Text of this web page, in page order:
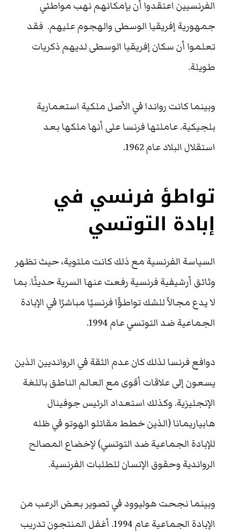
الفرنسيين اعتقدوا أن بإمكانهم نهب مواطني
جمهورية إفريقيا الوسطى والهجوم عليهم. فقد
تعلموا أن سكان إفريقيا الوسطى لديهم ذكريات
طويلة.
وبينما كانت رواندا في الأصل ملكية استعمارية
بلجيكية. عاملتها فرنسا على أنها ملكها بعد
استقلال البلاد عام 1962.
تواطؤ فرنسي في
إبادة التوتسي
السياسة الفرنسية مع ذلك كانت ملتوية، حيث تظهر
وثائق أرشيفية فرنسية رفعت عنها السرية حديثًا. بما
لا يدع مجالاً للشك تواطؤًا فرنسيًا مباشرًا في الإبادة
الجماعية ضد التوتسي عام 1994.
دوافع فرنسا لذلك كان عدم الثقة في الروانديين الذين
يسعون إلى علاقات أقوى مع العالم الناطق باللغة
الإنجليزية. وكذلك استعداد الرئيس جوفينال
هابياريمانا (الذين خطط مقاتلو الهوتو في ظله
للإبادة الجماعية ضد التوتسي) لإخضاع المصالح
الرواندية وحقوق الإنسان للطلبات الفرنسية.
وبينما نجحت هوليوود في تصوير بعض الرعب من
الإبادة الجماعية عام 1994. أغفل المنتجون تدريب